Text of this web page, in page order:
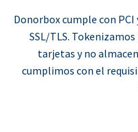
Donorbox cumple con
SSL/TLS.
tarjetas y no
cumplimos con el